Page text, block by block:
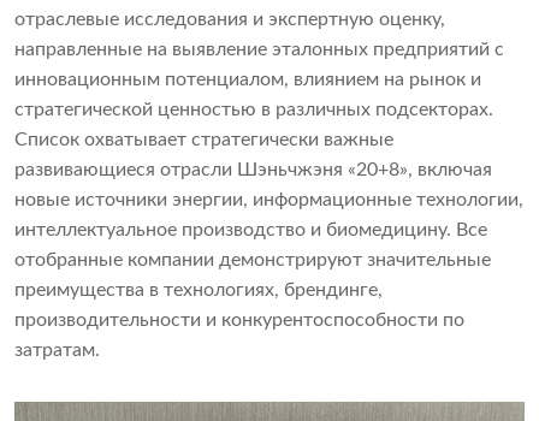
отраслевые исследования и экспертную оценку,
направленные на выявление эталонных предприятий с
инновационным потенциалом, влиянием на рынок и
стратегической ценностью в различных подсекторах.
Список охватывает стратегически важные
развивающиеся отрасли Шэньчжэня «20+8», включая
новые источники энергии, информационные технологии,
интеллектуальное производство и биомедицину. Все
отобранные компании демонстрируют значительные
преимущества в технологиях, брендинге,
производительности и конкурентоспособности по
затратам.